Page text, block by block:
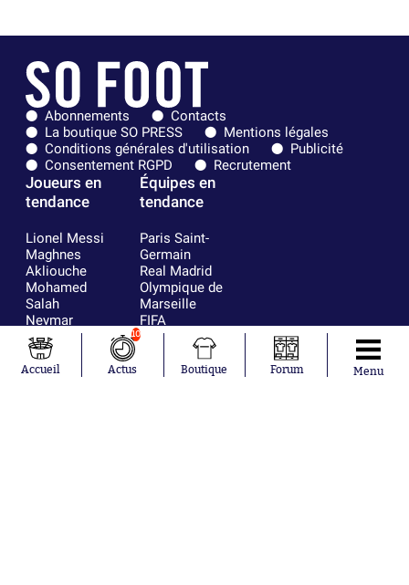
Abonnements
Contacts
La boutique SO PRESS
Mentions légales
Conditions générales d'utilisation
Publicité
Consentement RGPD
Recrutement
Joueurs en
tendance
Lionel Messi
Maghnes
Akliouche
Mohamed
Salah
Neymar
Julián Álvarez
Ferrán Torres
Kilian Corredor
Équipes en
tendance
Paris Saint-
Germain
Real Madrid
Olympique de
Marseille
FIFA
FC Barcelone
Argentine
Olympique
Accueil
10
Actus Boutique Forum Menu